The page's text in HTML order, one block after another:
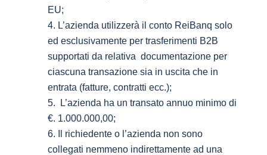
EU;
L’azienda utilizzerà il conto ReiBanq solo
ed esclusivamente per trasferimenti B2B
supportati da relativa documentazione per
ciascuna transazione sia in uscita che in
entrata (fatture, contratti ecc.);
L’azienda ha un transato annuo minimo di
€. 1.000.000,00;
Il richiedente o l’azienda non sono
collegati nemmeno indirettamente ad una